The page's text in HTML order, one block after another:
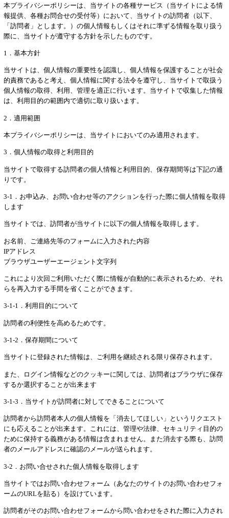
本プライバシーポリシーは、当サイトの各種サービス（当サイトによる情
報提供、各種お問合せの受付等）において、当サイトの訪問者（以下、
「訪問者」とします。）の個人情報もしくはそれに準ずる情報を取り扱う
際に、当サイトが遵守する方針を示したものです。
1．基本方針
当サイトは、個人情報の重要性を認識し、個人情報を保護することが社会
的責務であると考え、個人情報に関する法令を遵守し、当サイトで取扱う
個人情報の取得、利用、管理を適正に行います。当サイトで収集した情報
は、利用目的の範囲内で適切に取り扱います。
2．適用範囲
本プライバシーポリシーは、当サイトにおいてのみ適用されます。
3．個人情報の取得と利用目的
当サイトで取得する訪問者の個人情報と利用目的、保存期間等は下記の通
りです。
3-1．お申込み、お問い合わせ等のアクションを行った際に個人情報を取得
します
当サイトでは、訪問者が当サイトに以下の個人情報を取得します。
お名前、ご連絡先等のフォームに入力された内容
IPアドレス
ブラウザユーザーエージェント文字列
これにより次回ご利用いただく際に情報が自動的に表示されるため、それ
らを再入力する手間を省くことができます。
3-1-1．利用目的について
訪問者の利便性を高めるためです。
3-1-2．保存期間について
当サイトに登録された情報は、ご利用を継続される限り保存されます。
また、ログイン情報などのクッキーに関しては、訪問者はブラウザに保存
するか選択することが出来ます
3-1-3．当サイトが訪問者に対してできることについて
訪問者から訪問者本人の個人情報を「消去してほしい」というリクエスト
にも応えることが出来ます。これには、管理や法律、セキュリティ目的の
ために保持する義務がある情報は含まれません。また消去する際も、訪問
者のメールアドレスに確認のメールが送られます。
3-2．お問い合せされた個人情報を取得します
当サイトではお問い合わせフォーム（あなたのサイトのお問い合わせフォ
ームのURLを貼る）を設けています。
訪問者がそのお問い合わせフォームから問い合わせをされた際に入力され